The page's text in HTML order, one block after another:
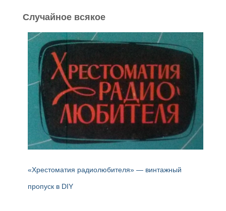
Случайное всякое
«Хрестоматия радиолюбителя» — винтажный
пропуск в DIY